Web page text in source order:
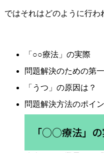
ではそれはどのように行わ
「○○療法」の実際
問題解決のための第
「うつ」の原因は？
問題解決方法のポイ
「○○療法」の